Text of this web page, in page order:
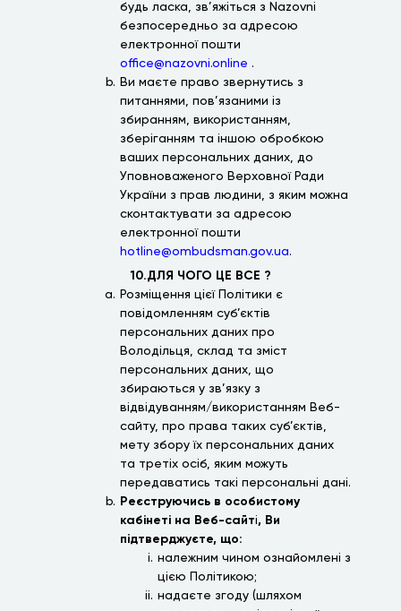
будь ласка, зв’яжіться з Nazovni
безпосередньо за адресою
електронної пошти
office@nazovni.online .
Ви маєте право звернутись з
питаннями, пов’язаними із
збиранням, використанням,
зберіганням та іншою обробкою
ваших персональних даних, до
Уповноваженого Верховної Ради
України з прав людини, з яким можна
сконтактувати за адресою
електронної пошти
hotline@ombudsman.gov.ua.
10.ДЛЯ ЧОГО ЦЕ ВСЕ ?
Розміщення цієї Політики є
повідомленням суб’єктів
персональних даних про
Володільця, склад та зміст
персональних даних, що
збираються у зв’язку з
відвідуванням/використанням Веб-
сайту, про права таких суб’єктів,
мету збору їх персональних даних
та третіх осіб, яким можуть
передаватись такі персональні дані.
Реєструючись в особистому
кабінеті на Веб-сайті, Ви
підтверджуєте, що:
належним чином ознайомлені з
цією Політикою;
надаєте згоду (шляхом